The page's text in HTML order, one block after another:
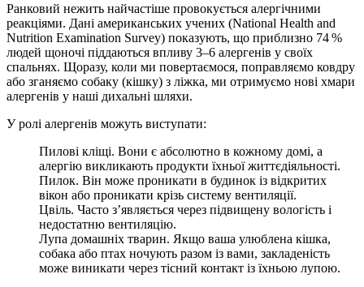
Ранковий нежить найчастіше провокується алергічними
реакціями. Дані американських учених (National Health and
Nutrition Examination Survey) показують, що приблизно 74 %
людей щоночі піддаються впливу 3–6 алергенів у своїх
спальнях. Щоразу, коли ми повертаємося, поправляємо ковдру
або зганяємо собаку (кішку) з ліжка, ми отримуємо нові хмари
алергенів у наші дихальні шляхи.
У ролі алергенів можуть виступати:
Пилові кліщі. Вони є абсолютно в кожному домі, а
алергію викликають продукти їхньої життєдіяльності.
Пилок. Він може проникати в будинок із відкритих
вікон або проникати крізь систему вентиляції.
Цвіль. Часто з’являється через підвищену вологість і
недостатню вентиляцію.
Лупа домашніх тварин. Якщо ваша улюблена кішка,
собака або птах ночують разом із вами, закладеність
може виникати через тісний контакт із їхньою лупою.